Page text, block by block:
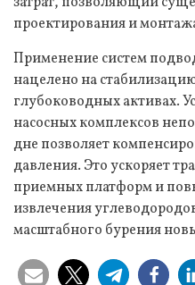
проектирования и
Применение систем
нацелено на
глубоководных активах.
насосных комплексов
дне позволяет
давления. Это ускоряет
приемных платформ и
извлечения
масштабного бурения